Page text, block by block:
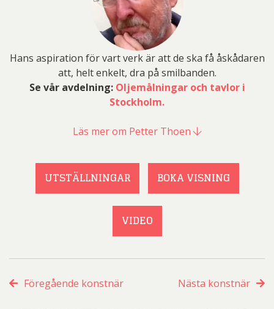
Hans aspiration för vart verk är att de ska få åskådaren
att, helt enkelt, dra på smilbanden.
Se vår avdelning: Oljemålningar och tavlor i
Stockholm.
Läs mer om Petter Thoen
UTSTÄLLNINGAR BOKA VISNING
VIDEO
Föregående konstnär Nästa konstnär